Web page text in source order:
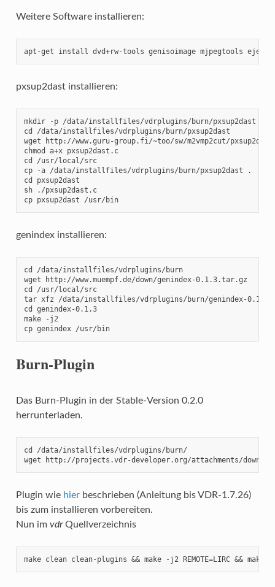
Weitere Software installieren:
apt-get install dvd+rw-tools genisoimage mjpegtools eject
pxsup2dast installieren:
mkdir -p /data/installfiles/vdrplugins/burn/pxsup2dast
cd /data/installfiles/vdrplugins/burn/pxsup2dast
wget http://www.guru-group.fi/~too/sw/m2vmp2cut/
chmod a+x pxsup2dast.c
cd /usr/local/src
cp -a /data/installfiles/vdrplugins/burn/pxsup2dast .
cd pxsup2dast
sh ./pxsup2dast.c
cp pxsup2dast /usr/bin
genindex installieren:
cd /data/installfiles/vdrplugins/burn
wget http://www.muempf.de/down/genindex-0.1.3.tar.gz
cd /usr/local/src
tar xfz /data/installfiles/vdrplugins/burn/genindex-
cd genindex-0.1.3
make -j2
cp genindex /usr/bin
Burn-Plugin
Das Burn-Plugin in der Stable-Version 0.2.0
herrunterladen.
cd /data/installfiles/vdrplugins/burn/
wget http://projects.vdr-developer.org/attachments/
Plugin wie hierbeschrieben (Anleitung bis VDR-1.7.26)
bis zum installieren vorbereiten.
Nun im vdrQuellverzeichnis
make clean clean-plugins && make -j2 REMOTE=LIRC &&